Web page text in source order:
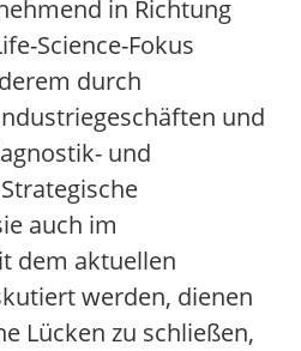
in Richtung
Science-Fokus
durch
und
und
auch im
dem aktuellen
werden, dienen
Lücken zu schließen,